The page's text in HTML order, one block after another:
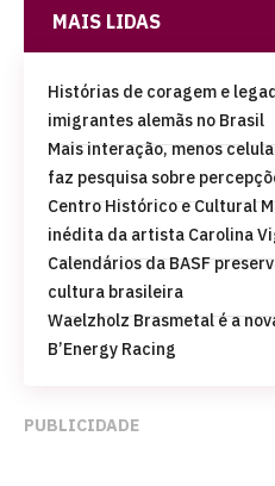
MAIS LIDAS
Histórias de coragem e
imigrantes alemãs no Brasil
Mais interação, menos
faz pesquisa sobre
Centro Histórico e Cultural
inédita da artista Carolina
Calendários da BASF
cultura brasileira
Waelzholz Brasmetal é a
B’Energy Racing
PUBLICIDADE